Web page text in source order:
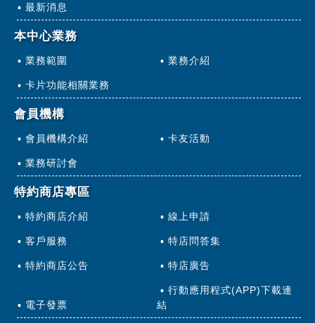
最新消息
本中心業務
業務範圍 業務介紹
卡片功能相關業務
會員機構
會員機構介紹 卡友活動
業務研討會
特約商店專區
特約商店介紹 線上申請
客戶服務 特店問答集
特約商店公告 特店廣告
電子發票
行動應用程式(APP)下載連
結